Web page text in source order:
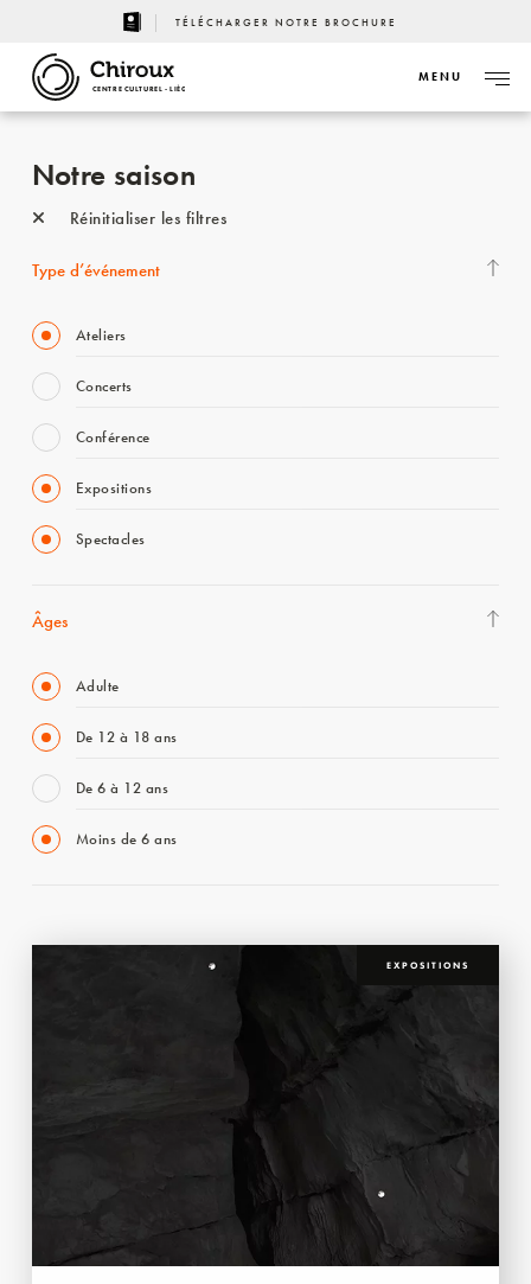
TÉLÉCHARGER NOTRE BROCHURE
CENTRE CULTUREL - LIÈGE
MENU
Notre saison
Réinitialiser les filtres
Type d’événement
Ateliers
Concerts
Conférence
Expositions
Spectacles
Âges
Adulte
De 12 à 18 ans
De 6 à 12 ans
Moins de 6 ans
EXPOSITIONS